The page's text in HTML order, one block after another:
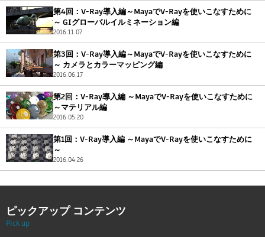
Flow Studio
第4回：V-Ray導入編～MayaでV-Rayを使いこなすために
～ GIグローバルイルミネーション編
2016.11.07
第3回：V-Ray導入編～MayaでV-Rayを使いこなすために
～ カメラとカラーマッピング編
2016.06.17
第2回：V-Ray導入編 ～MayaでV-Rayを使いこなすために
～マテリアル編
2016.05.20
第1回：V-Ray導入編 ～MayaでV-Rayを使いこなすために
～
2016.04.26
ピックアップ コンテンツ
Pick up